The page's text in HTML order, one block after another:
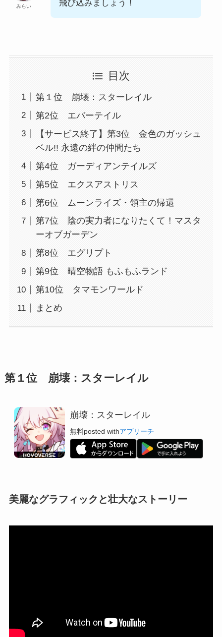
みらい
飛び込みましょう！
目次
第１位 崩壊：スターレイル
第2位 エバーテイル
【サービス終了】第3位 金色のガッシュ
ベル!! 永遠の絆の仲間たち
第4位 ガーディアンテイルズ
第5位 エクスアストリス
第6位 ムーンライズ・領主の帰還
第7位 陰の実力者になりたくて！マスタ
ーオブガーデン
第8位 エグリプト
第9位 晴空物語 もふもふランド
第10位 タマモンワールド
まとめ
第１位 崩壊：スターレイル
崩壊：スターレイル
無料posted withアプリーチ
美麗なグラフィックと壮大なストーリー